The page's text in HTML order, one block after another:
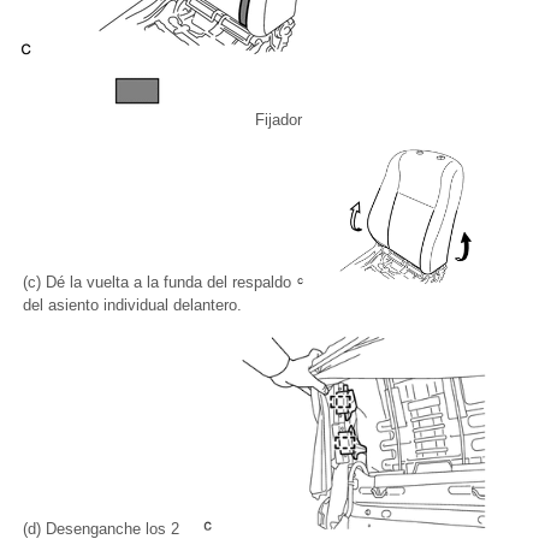
Fijador
(c) Dé la vuelta a la funda del respaldo
del asiento individual delantero.
(d) Desenganche los 2